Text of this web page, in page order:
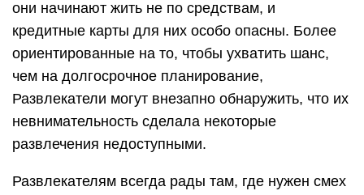
они начинают жить не по средствам, и
кредитные карты для них особо опасны. Более
ориентированные на то, чтобы ухватить шанс,
чем на долгосрочное планирование,
Развлекатели могут внезапно обнаружить, что их
невнимательность сделала некоторые
развлечения недоступными.
Развлекателям всегда рады там, где нужен смех